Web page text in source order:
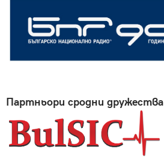
Партньори сродни дружества